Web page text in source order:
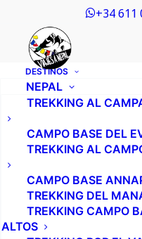
+34 611
DESTINOS
NEPAL
TREKKING AL
CAMPO BASE DEL
TREKKING AL
CAMPO BASE
TREKKING DEL
TREKKING CAMPO
ALTOS
Island Peak